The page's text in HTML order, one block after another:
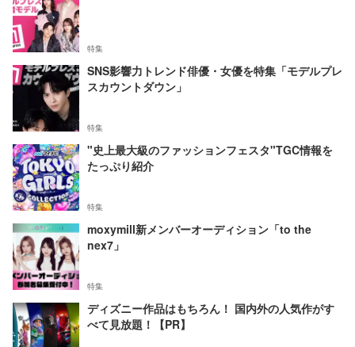
特集
SNS影響力トレンド俳優・女優を特集「モデルプレ
スカウントダウン」
特集
"史上最大級のファッションフェスタ"TGC情報を
たっぷり紹介
特集
moxymill新メンバーオーディション「to the
nex7」
特集
ディズニー作品はもちろん！ 国内外の人気作がす
べて見放題！【PR】